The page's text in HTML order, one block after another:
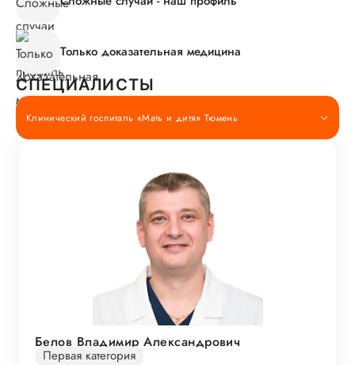
Только доказательная медицина
СПЕЦИАЛИСТЫ
Клинический госпиталь «Мать и дитя» Тюмень
Белов Владимир Александрович
Первая категория